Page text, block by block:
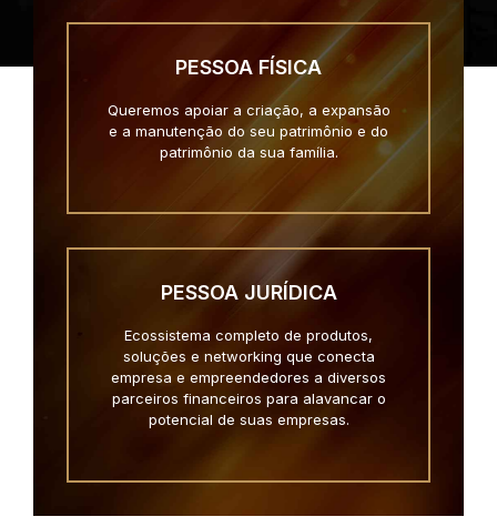
PESSOA FÍSICA
Queremos apoiar a criação, a expansão
e a manutenção do seu patrimônio e do
patrimônio da sua família.
PESSOA JURÍDICA
Ecossistema completo de produtos,
soluções e networking que conecta
empresa e empreendedores a diversos
parceiros financeiros para alavancar o
potencial de suas empresas.